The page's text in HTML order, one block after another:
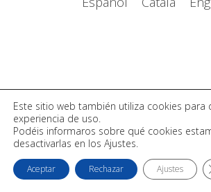
Este sitio web también utiliza cookies para
experiencia de uso.
Podéis informaros sobre qué cookies
desactivarlas en los Ajustes.
Aceptar Rechazar Ajustes